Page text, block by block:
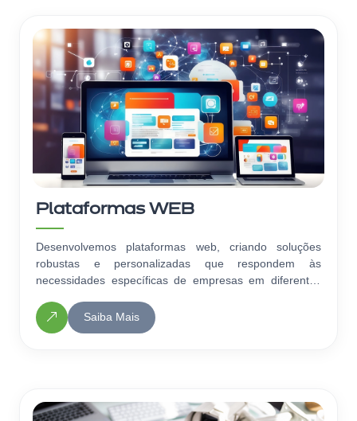
Plataformas WEB
Desenvolvemos plataformas web, criando soluções
robustas e personalizadas que respondem às
necessidades específicas de empresas em diferentes
Saiba Mais